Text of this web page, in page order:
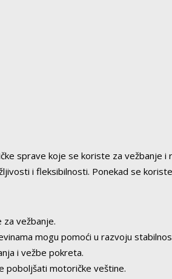
RSD.
sprave koje se koriste za vežbanje
i fleksibilnosti. Ponekad se
za vežbanje.
mogu pomoći u razvoju
i vežbe pokreta.
poboljšati motoričke veštine.